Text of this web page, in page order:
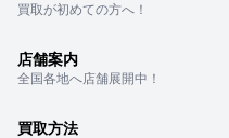
買取が初めての方へ！
店舗案内
全国各地へ店舗展開中！
買取方法